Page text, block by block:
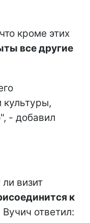
кроме этих
все другие
культуры,
- добавил
визит
к
Вучич ответил: